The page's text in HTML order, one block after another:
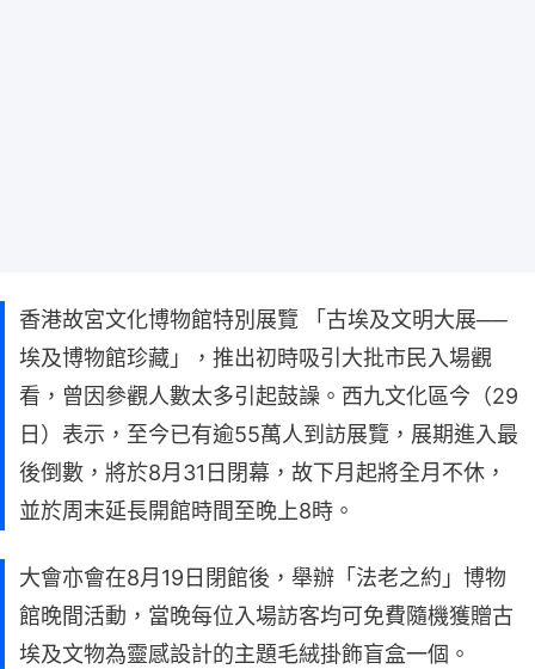
香港故宮文化博物館特別展覽 「古埃及文明大展──
埃及博物館珍藏」，推出初時吸引大批市民入場觀
看，曾因參觀人數太多引起鼓譟。西九文化區今（29
日）表示，至今已有逾55萬人到訪展覽，展期進入最
後倒數，將於8月31日閉幕，故下月起將全月不休，
並於周末延長開館時間至晚上8時。
大會亦會在8月19日閉館後，舉辦「法老之約」博物
館晚間活動，當晚每位入場訪客均可免費隨機獲贈古
埃及文物為靈感設計的主題毛絨掛飾盲盒一個。